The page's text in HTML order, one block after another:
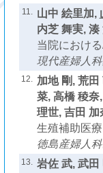
11. 山中 絵里加,
内芝 舞実, 湊
当院におけ
現代産婦人
12. 加地 剛, 荒
菜, 高橋 稜奈
理世, 吉田 加
生殖補助医
徳島産婦人
13. 岩佐 武, 武田